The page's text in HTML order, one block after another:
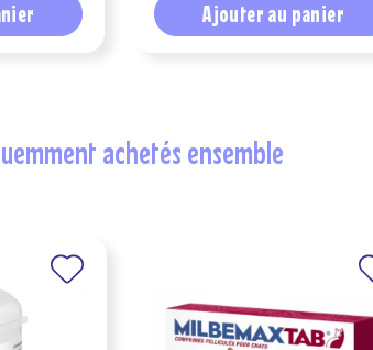
Ajouter au panier
achetés ensemble